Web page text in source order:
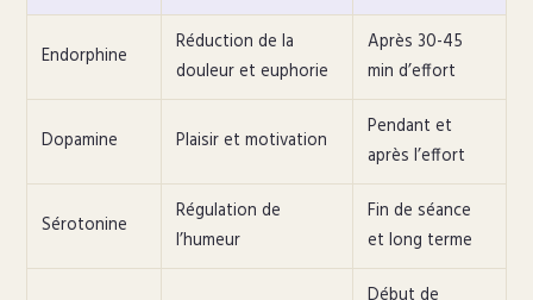
Endorphine
Réduction de la
douleur et euphorie
Après 30-45
min d’effort
Dopamine Plaisir et motivation
Pendant et
après l’effort
Sérotonine
Régulation de
l’humeur
Fin de séance
et long terme